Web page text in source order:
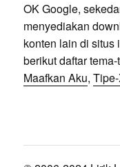
OK Google,
menyediakan
konten lain di situs
berikut daftar
Maafkan Aku,